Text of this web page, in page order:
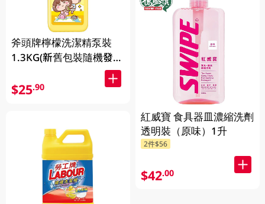
斧頭牌檸檬洗潔精泵裝
1.3KG(新舊包裝隨機發
$25.90
紅威寶 食具器皿濃縮洗劑
透明裝（原味）1升
2件$56
$42.00